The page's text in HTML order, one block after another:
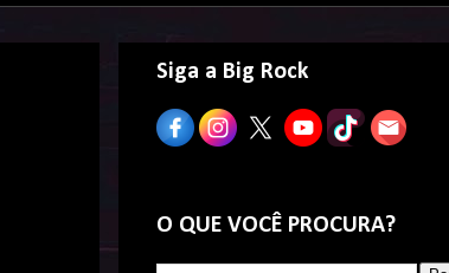
Siga a Big Rock
O QUE VOCÊ PROCURA?